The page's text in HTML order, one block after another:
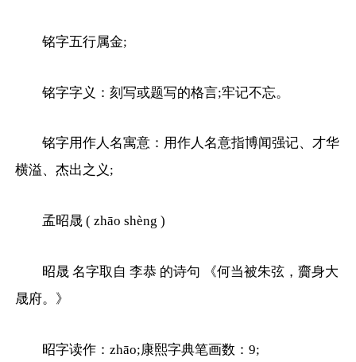
铭字五行属金;
铭字字义：刻写或题写的格言;牢记不忘。
铭字用作人名寓意：用作人名意指博闻强记、才华
横溢、杰出之义;
孟昭晟 ( zhāo shèng )
昭晟 名字取自 李恭 的诗句 《何当被朱弦，齎身大
晟府。》
昭字读作：zhāo;康熙字典笔画数：9;